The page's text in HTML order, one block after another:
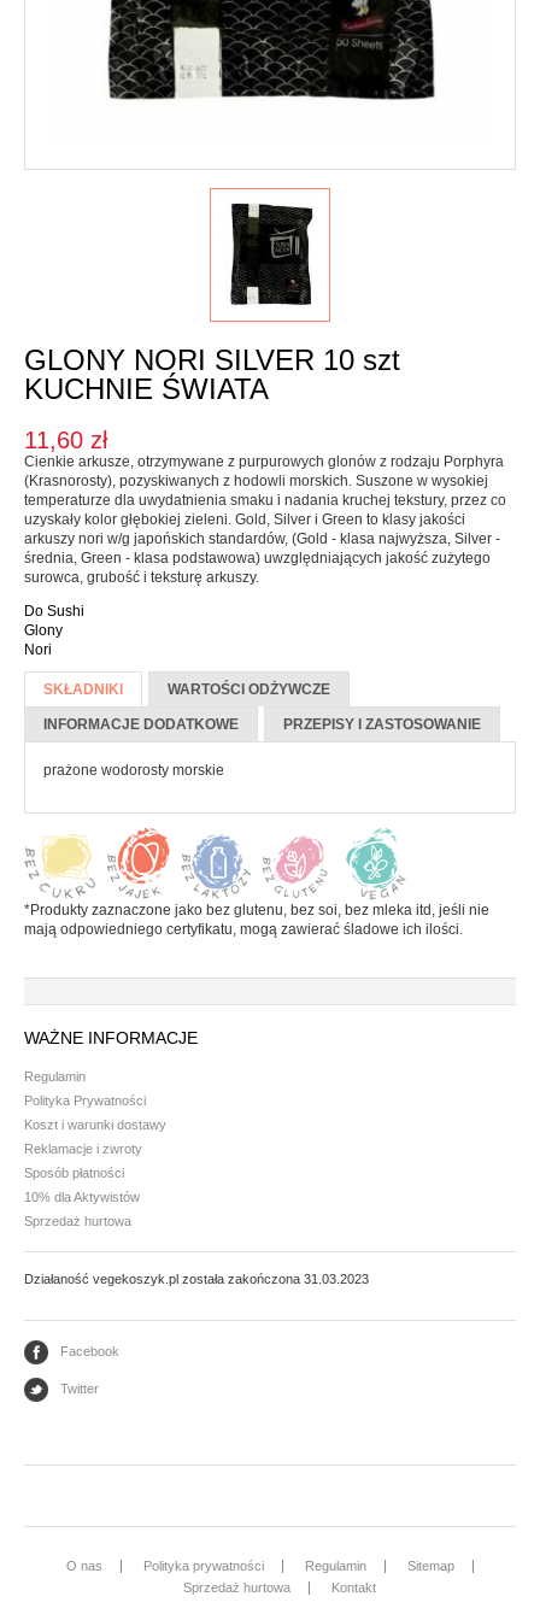
Jednorodne
Mieszanki
SOSY, OLEJE I OCTY
SŁODKIE PASTY I DŻEMY
Dżemy
WEGAŃSKIE SŁODYCZE I PRZEKĄSKI
Batony
Czekolada
Pozostałe słodycze
Przekąski
HERBATA, KAWA I KAKAO
Yerba Mate
Kawa mielona i ziarnista
Kawa zbożowa
Kakao
Makarony
Mąki i skrobie
Płatki, otręby i musli
Ryże i kasze
Warzywa strączkowe
Warzywa konserwowe
Karma dla psa
Kupon upominkowy
GLONY NORI SILVER 10 szt
KUCHNIE ŚWIATA
11,60 zł
Cienkie arkusze, otrzymywane z purpurowych glonów z rodzaju Porphyra
(Krasnorosty), pozyskiwanych z hodowli morskich. Suszone w wysokiej
temperaturze dla uwydatnienia smaku i nadania kruchej tekstury, przez co
uzyskały kolor głębokiej zieleni. Gold, Silver i Green to klasy jakości
arkuszy nori w/g japońskich standardów, (Gold - klasa najwyższa, Silver -
średnia, Green - klasa podstawowa) uwzględniających jakość zużytego
surowca, grubość i teksturę arkuszy.
Do Sushi
Glony
Nori
Więcej informacji
SKŁADNIKI
(AKTYWNAWARTOŚCI ODŻYWCZE
INFORMACJE DODATKOWE PRZEPISY I ZASTOSOWANIE
prażone wodorosty morskie
*Produkty zaznaczone jako bez glutenu, bez soi, bez mleka itd, jeśli nie
mają odpowiedniego certyfikatu, mogą zawierać śladowe ich ilości.
WAŻNE INFORMACJE
Regulamin
Polityka Prywatności
Koszt i warunki dostawy
Reklamacje i zwroty
Sposób płatności
10% dla Aktywistów
Sprzedaż hurtowa
Działaność vegekoszyk.pl została zakończona 31.03.2023
Facebook
Twitter
O nas Polityka prywatności Regulamin
Sitemap
Sprzedaż hurtowa
Kontakt